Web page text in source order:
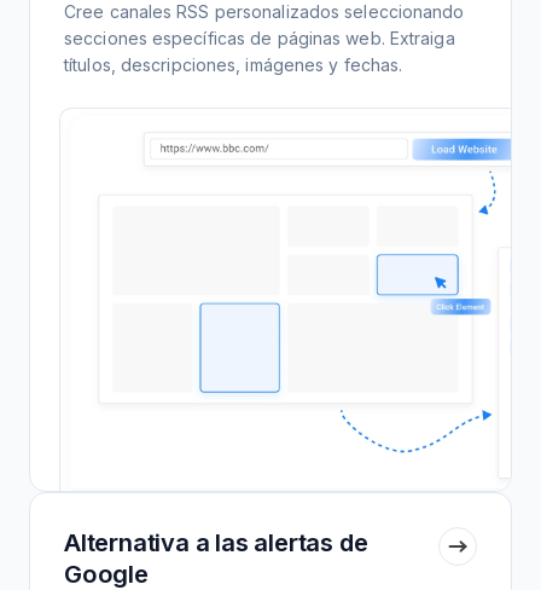
Cree canales RSS personalizados seleccionando
secciones específicas de páginas web. Extraiga
títulos, descripciones, imágenes y fechas.
Alternativa a las alertas de
Google